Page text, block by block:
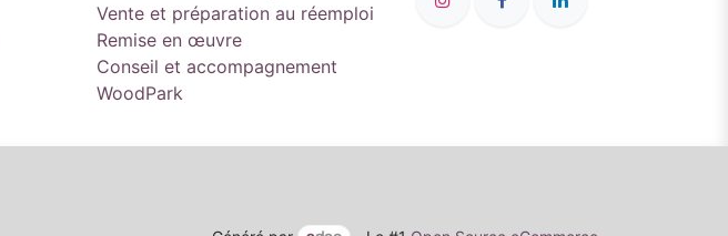
Vente et préparation au réemploi
Remise en œuvre
Conseil et accompagnement
WoodPark